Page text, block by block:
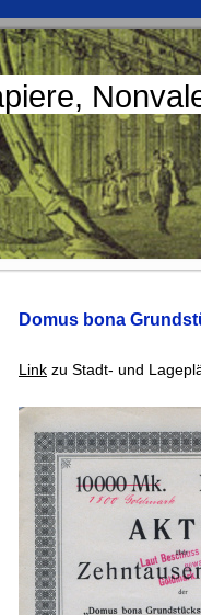
Domus bona
Link zu Stadt- und